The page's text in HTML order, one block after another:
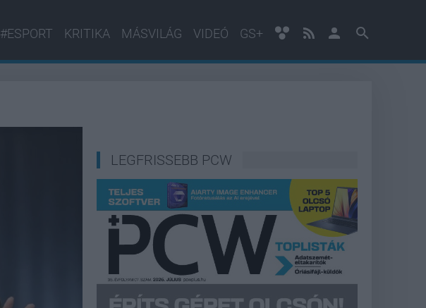
#ESPORT KRITIKA MÁSVILÁG VIDEÓ GS+
LEGFRISSEBB PCW